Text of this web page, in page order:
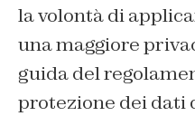
la volontà di
una maggiore
guida del
protezione dei dati